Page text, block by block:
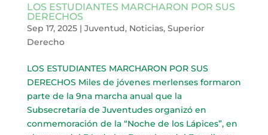
LOS ESTUDIANTES MARCHARON POR SUS
DERECHOS
Sep 17, 2025| Juventud, Noticias, Superior
Derecho
LOS ESTUDIANTES MARCHARON POR SUS
DERECHOS Miles de jóvenes merlenses formaron
parte de la 9na marcha anual que la
Subsecretaría de Juventudes organizó en
conmemoración de la “Noche de los Lápices”, en